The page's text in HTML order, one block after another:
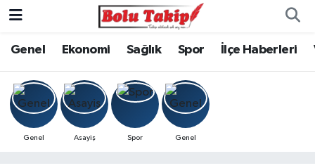
Genel Ekonomi Sağlık Spor İlçe Haberleri
Genel Asayiş Spor Genel